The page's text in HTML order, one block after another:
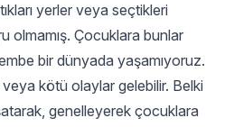
yerler veya seçtikleri
olmamış. Çocuklara bunlar
bir dünyada yaşamıyoruz.
kötü olaylar gelebilir. Belki
genelleyerek çocuklara